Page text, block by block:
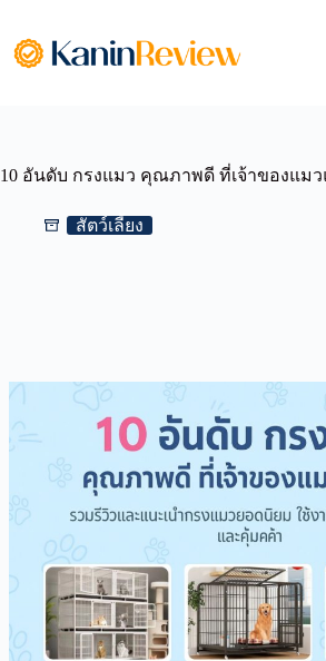
content
10 อันดับ กรงแมว คุณภาพดี ที่เจ้าของแม
สัตว์เลี้ยง